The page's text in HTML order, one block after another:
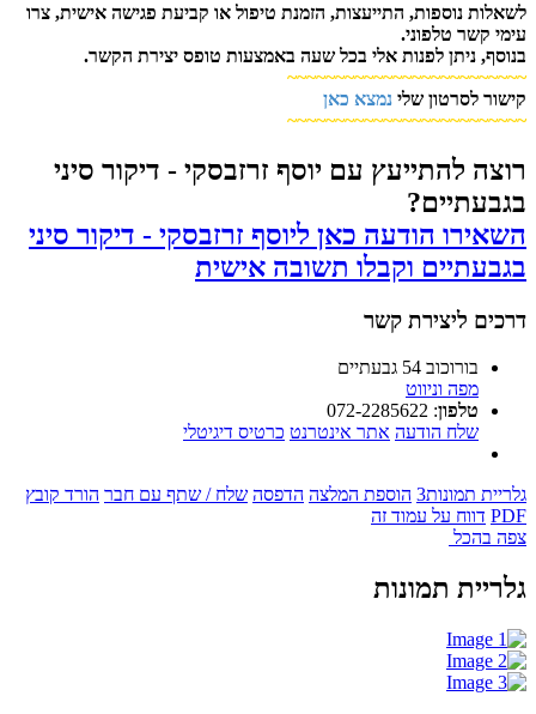
לשאלות נוספות, התייעצות, הזמנת טיפול או קביעת פגישה אישית, צרו
עימי קשר טלפוני.
בנוסף, ניתן לפנות אלי בכל שעה באמצעות טופס יצירת הקשר.
~~~~~~~~~~~~~~~~~~~
~~~
~~~
קישור לסרטון שלי נמצא כאן
~~~~~~~~~~~~~~~~~~~~~~
~~
~
רוצה להתייעץ עם יוסף זרזבסקי - דיקור סיני
בגבעתיים?
השאירו הודעה כאן ליוסף זרזבסקי - דיקור סיני
בגבעתיים וקבלו תשובה אישית
דרכים ליצירת קשר
בורוכוב 54 גבעתיים
מפה וניווט
טלפון:
072-2285622
שלח הודעה אתר אינטרנט כרטיס דיגיטלי
גלריית תמונות3 הוספת המלצה הדפסה שלח / שתף עם חבר הורד קובץ
PDF דווח על עמוד זה
צפה בהכל
גלריית תמונות